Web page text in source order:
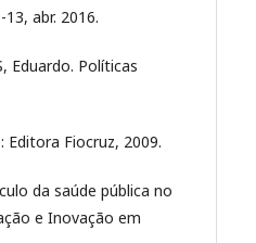
abr. 2016.
Eduardo. Políticas
Editora Fiocruz, 2009.
da saúde pública no
e Inovação em